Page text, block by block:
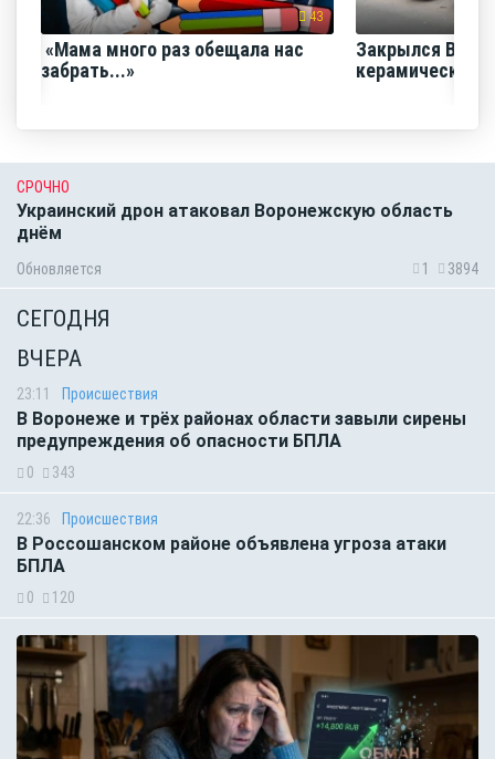
43
«Мама много раз обещала нас
забрать...»
Закрылся
керамический
СРОЧНО
Украинский дрон атаковал Воронежскую область
днём
Обновляется 1 3894
СЕГОДНЯ
ВЧЕРА
23:11 Происшествия
В Воронеже и трёх районах области завыли сирены
предупреждения об опасности БПЛА
0 343
22:36 Происшествия
В Россошанском районе объявлена угроза атаки
БПЛА
0 120